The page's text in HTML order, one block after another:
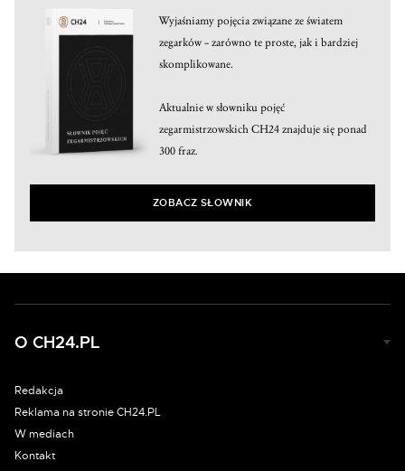
Wyjaśniamy pojęcia związane ze światem
zegarków – zarówno te proste, jak i bardziej
skomplikowane.
Aktualnie w słowniku pojęć
zegarmistrzowskich CH24 znajduje się ponad
300 fraz.
ZOBACZ SŁOWNIK
O CH24.PL
Redakcja
Reklama na stronie CH24.PL
W mediach
Kontakt